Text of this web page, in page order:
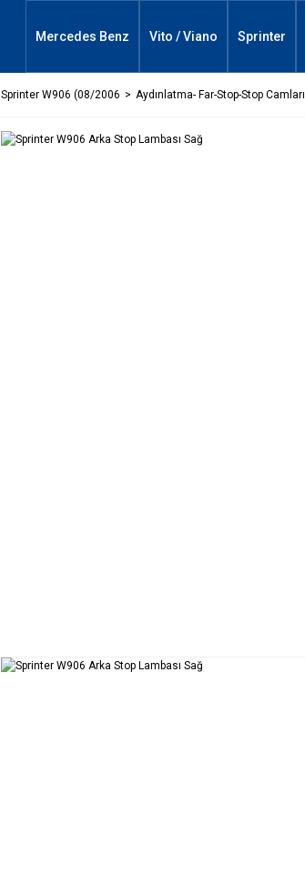
Mercedes Benz Vito / Viano Sprinter
Sprinter W906 (08/2006 Aydınlatma- Far-Stop-Stop Camları